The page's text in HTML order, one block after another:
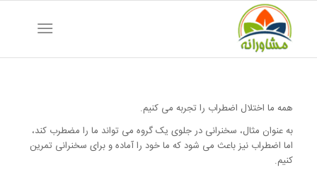
همه ما اختلال اضطراب را تجربه می کنیم.
به عنوان مثال، سخنرانی در جلوی یک گروه می تواند ما را مضطرب کند،
اما اضطراب نیز باعث می شود که ما خود را آماده و برای سخنرانی تمرین
کنیم.